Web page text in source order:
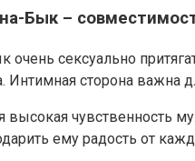
Бык –
сексуально
Интимная сторона важна
чувственность
ему радость от